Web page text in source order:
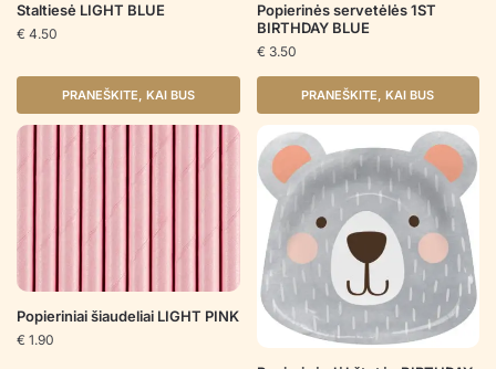
Staltiesė LIGHT BLUE
€ 4.50
PRANEŠKITE, KAI BUS
Popierinės servetėlės 1ST
BIRTHDAY BLUE
€ 3.50
PRANEŠKITE, KAI BUS
Popieriniai šiaudeliai LIGHT PINK
€ 1.90